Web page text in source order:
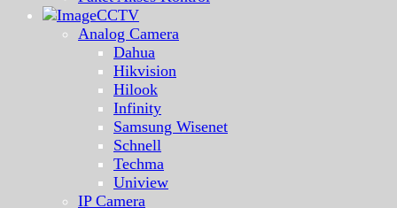
CCTV
Analog Camera
Dahua
Hikvision
Hilook
Infinity
Samsung Wisenet
Schnell
Techma
Uniview
IP Camera